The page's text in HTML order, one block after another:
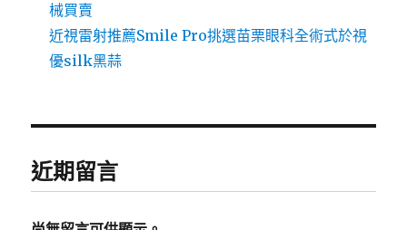
械買賣
近視雷射推薦Smile Pro挑選苗栗眼科全術式於視
優silk黑蒜
近期留言